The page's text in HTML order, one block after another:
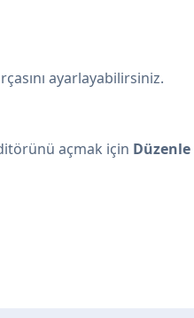
ayarlayabilirsiniz.
açmak için Düzenle